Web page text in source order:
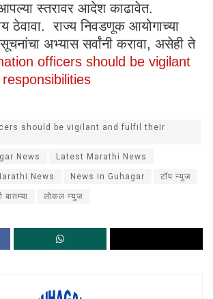
स्तरावर आदेश काढावेत.
ठेवावा. राज्य निवडणूक आयोगाच्या
सूचनांचा अभ्यास सर्वांनी करावा, असेही ते
officers should be vigilant
should be vigilant and fulfil their
News Latest Marathi News
News News in Guhagar टॉप न्युज
बातम्या लोकल न्युज